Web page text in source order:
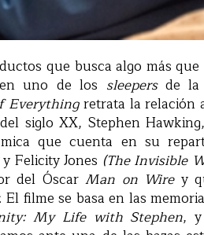
que busca algo más
uno de los sleepersde la
Everythingretrata la relación
siglo XX, Stephen
que cuenta en su
y Felicity Jones (The Invisible
del ÓscarMan on Wirey
. El filme se basa en las
My Life with Stephen,